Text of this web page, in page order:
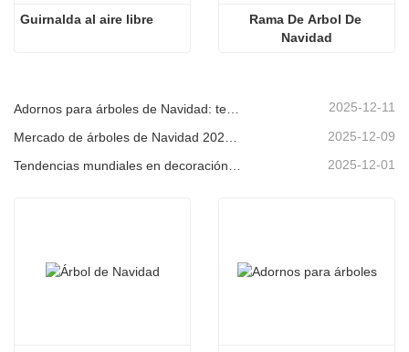
Guirnalda al aire libre
Rama De Arbol De
Navidad
2025-12-11
2025-12-09
2025-12-01